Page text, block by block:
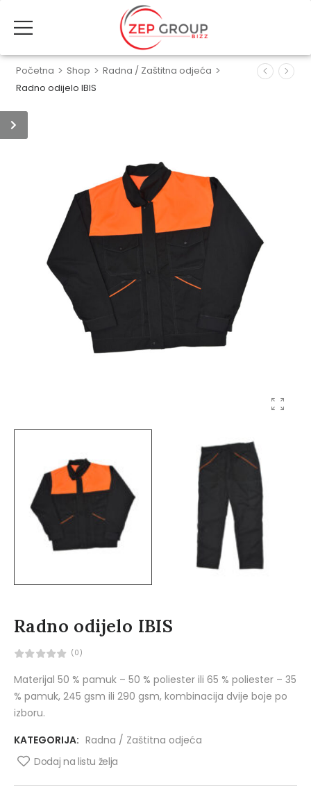
Početna > Shop > Radna / Zaštitna odjeća >
Radno odijelo IBIS
Radno odijelo IBIS
(0)
Materijal 50 % pamuk – 50 % poliester ili 65 % poliester – 35
% pamuk, 245 gsm ili 290 gsm, kombinacija dvije boje po
izboru.
KATEGORIJA: Radna / Zaštitna odjeća
Dodaj na listu želja